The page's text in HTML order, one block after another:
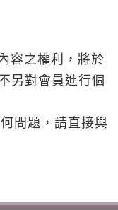
容之權利，將於
另對會員進行個
問題，請直接與